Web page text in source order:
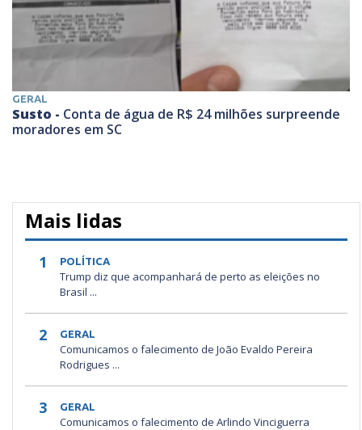
GERAL
Susto - Conta de água de R$ 24 milhões surpreende
moradores em SC
Mais lidas
1 POLÍTICA
Trump diz que acompanhará de perto as eleições no
Brasil ...
2 GERAL
Comunicamos o falecimento de João Evaldo Pereira
Rodrigues ...
3 GERAL
Comunicamos o falecimento de Arlindo Vinciguerra